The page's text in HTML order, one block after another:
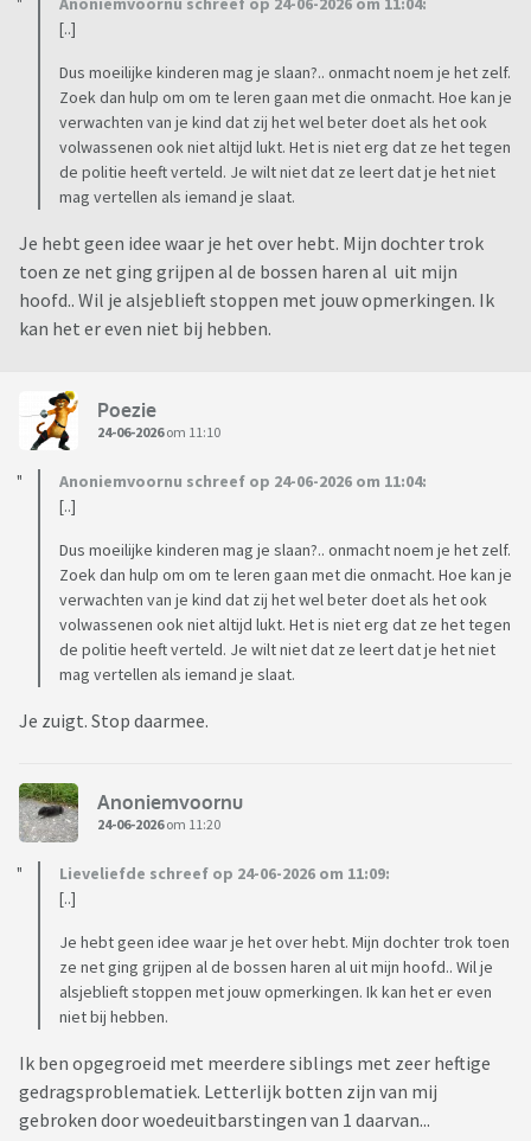
[..]
Dus moeilijke kinderen mag je slaan?.. onmacht noem je het zelf.
Zoek dan hulp om om te leren gaan met die onmacht. Hoe kan je
verwachten van je kind dat zij het wel beter doet als het ook
volwassenen ook niet altijd lukt. Het is niet erg dat ze het tegen
de politie heeft verteld. Je wilt niet dat ze leert dat je het niet
mag vertellen als iemand je slaat.
Je hebt geen idee waar je het over hebt. Mijn dochter trok
toen ze net ging grijpen al de bossen haren al uit mijn
hoofd.. Wil je alsjeblieft stoppen met jouw opmerkingen. Ik
kan het er even niet bij hebben.
Poezie
24-06-2026om 11:10
Anoniemvoornu schreef op 24-06-2026 om 11:04:
[..]
Dus moeilijke kinderen mag je slaan?.. onmacht noem je het zelf.
Zoek dan hulp om om te leren gaan met die onmacht. Hoe kan je
verwachten van je kind dat zij het wel beter doet als het ook
volwassenen ook niet altijd lukt. Het is niet erg dat ze het tegen
de politie heeft verteld. Je wilt niet dat ze leert dat je het niet
mag vertellen als iemand je slaat.
Je zuigt. Stop daarmee.
Anoniemvoornu
24-06-2026om 11:20
Lieveliefde schreef op 24-06-2026 om 11:09:
[..]
Je hebt geen idee waar je het over hebt. Mijn dochter trok toen
ze net ging grijpen al de bossen haren al uit mijn hoofd.. Wil je
alsjeblieft stoppen met jouw opmerkingen. Ik kan het er even
niet bij hebben.
Ik ben opgegroeid met meerdere siblings met zeer heftige
gedragsproblematiek. Letterlijk botten zijn van mij
gebroken door woedeuitbarstingen van 1 daarvan...